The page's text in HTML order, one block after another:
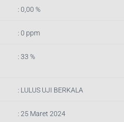
: 0,00 %
: 0 ppm
: 33 %
: LULUS UJI BERKALA
: 25 Maret 2024